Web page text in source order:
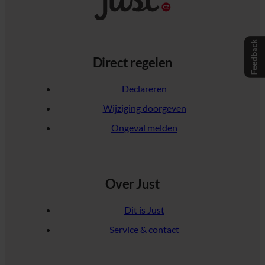
Direct regelen
Declareren
Wijziging doorgeven
Ongeval melden
Over Just
Dit is Just
Service & contact